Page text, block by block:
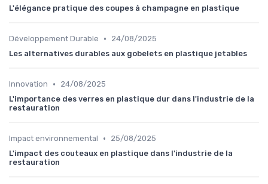
L'élégance pratique des coupes à champagne en plastique
Développement Durable •
24/08/2025
Les alternatives durables aux gobelets en plastique jetables
Innovation •
24/08/2025
L'importance des verres en plastique dur dans l'industrie de la
restauration
Impact environnemental •
25/08/2025
L'impact des couteaux en plastique dans l'industrie de la
restauration